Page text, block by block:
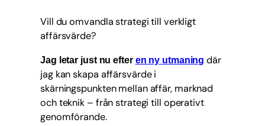
Vill du omvandla strategi till verkligt
affärsvärde?
Jag letar just nu efter en ny utmaning där
jag kan skapa affärsvärde i
skärningspunkten mellan affär, marknad
och teknik – från strategi till operativt
genomförande.